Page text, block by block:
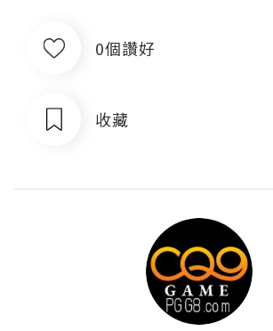
0個讚好
收藏